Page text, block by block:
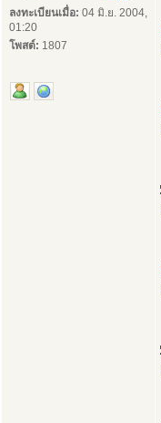
ลงทะเบียนเมื่อ: 04 มิ.ย. 2004,
01:20
โพสต์: 1807